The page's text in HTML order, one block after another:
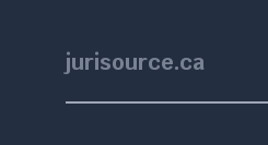
jurisource.ca